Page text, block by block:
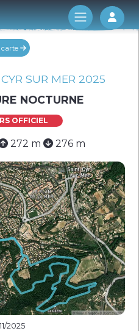
Log
carte
SUR MER 2025
NOCTURNE
OFFICIEL
272 m 276 m
2025